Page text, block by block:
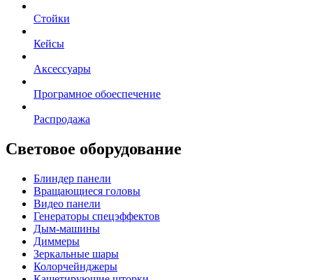
Стойки
Кейсы
Аксессуары
Програмное обоеспечение
Распродажа
Световое оборудование
Блиндер панели
Вращающиеся головы
Видео панели
Генераторы спецэффектов
Дым-машины
Диммеры
Зеркальные шары
Колорчейнджеры